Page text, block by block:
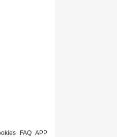
FAQ APP